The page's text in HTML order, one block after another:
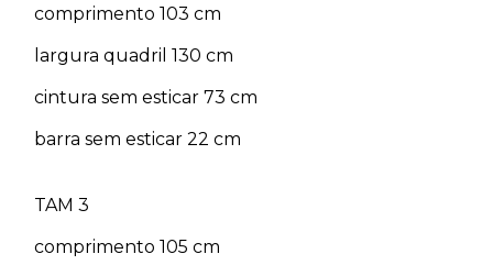
comprimento 103 cm
largura quadril 130 cm
cintura sem esticar 73 cm
barra sem esticar 22 cm
TAM 3
comprimento 105 cm